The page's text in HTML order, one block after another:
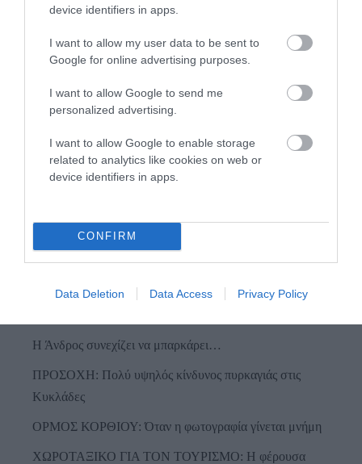
device identifiers in apps.
I want to allow my user data to be sent to
Google for online advertising purposes.
I want to allow Google to send me
personalized advertising.
I want to allow Google to enable storage
related to analytics like cookies on web or
device identifiers in apps.
CONFIRM
Data Deletion Data Access Privacy Policy
Προτεινόμενα άρθρα
Φωτογραφίες-κειμήλια από καλοκαίρια στην Άνδρο –
Η Άνδρος συνεχίζει να μπαρκάρει…
ΠΡΟΣΟΧΗ: Πολύ υψηλός κίνδυνος πυρκαγιάς στις
Κυκλάδες
ΟΡΜΟΣ ΚΟΡΘΙΟΥ: Όταν η φωτογραφία γίνεται μνήμη
ΧΩΡΟΤΑΞΙΚΟ ΓΙΑ ΤΟΝ ΤΟΥΡΙΣΜΟ: Η φέρουσα